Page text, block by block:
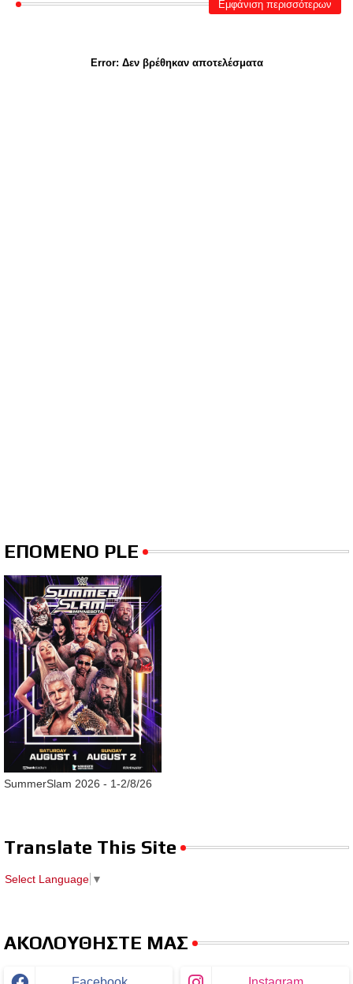
Εμφάνιση περισσότερων
Error: Δεν βρέθηκαν αποτελέσματα
ΕΠΟΜΕΝΟ PLE
SummerSlam 2026 - 1-2/8/26
Translate This Site
Select Language ▼
ΑΚΟΛΟΥΘΗΣΤΕ ΜΑΣ